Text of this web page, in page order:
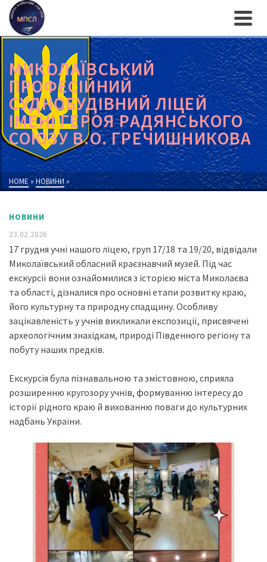
МИКОЛАЇВСЬКИЙ
ПРОФЕСІЙНИЙ
СУДНОБУДІВНИЙ ЛІЦЕЙ
ІМЕНІ ГЕРОЯ РАДЯНСЬКОГО
СОЮЗУ В.О. ГРЕЧИШНИКОВА
HOME » НОВИНИ»
НОВИНИ
23.02.2026
17 грудня учні нашого ліцею, груп 17/18 та 19/20, відвідали
Миколаївський обласний краєзнавчий музей. Під час
екскурсії вони ознайомилися з історією міста Миколаєва
та області, дізналися про основні етапи розвитку краю,
його культурну та природну спадщину. Особливу
зацікавленість у учнів викликали експозиції, присвячені
археологічним знахідкам, природі Південного регіону та
побуту наших предків.
Екскурсія була пізнавальною та змістовною, сприяла
розширенню кругозору учнів, формуванню інтересу до
історії рідного краю й вихованню поваги до культурних
надбань України.